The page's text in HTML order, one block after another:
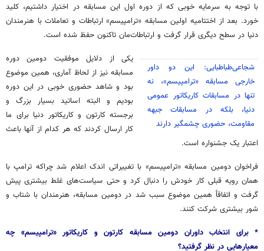
با توجه به سرمایه خوبی که از دوره اول این مسابقه در اختیار داشتیم، کلید
خورد. بعد از اختتامیه اولین مسابقه «ترامپیسم» ارتباطات و تعاملات با هنرمندان
دنیا در سطح دیگری قرار گرفت و ارتباطات‌مان تاکنون حفظ شده است.
شجاعی‌طباطبایی: این دو داور
خارجی مسابقه «ترامپیسم»، نه
تنها در مسابقات کاریکاتور عمومی
دنیا، بلکه در مسابقات جبهه
مقاومت، حضوری چشمگیر دارند
یکی از دلایل موفقیت دومین دوره
مسابقه نیز از لحاظ آماری، همین موضوع
بود و شاهد حضوری خوبی در این دوره
بودیم و البته اساتید بسیار بزرگ و
برجسته کارتون و کاریکاتور دنیا برای ما
کار ارسال کردند که هر کدام از آنها باعث
اعتبار یک جشنواره است.
فراخوان دومین مسابقه «ترامپیسم» با تغییراتی اندک اعلام شد چراکه ترامپ با
همان رویه قبلی کار خودش را دنبال کرد و حتی سیاست‌های غلط بیشتری پیش
گرفت و اتفاقاً همین موضوع سبب شد در دومین مسابقه، هنرمندان با شتاب و
شور بیشتری شرکت کنند.
* برای انتخاب داوران دومین مسابقه کارتون و کاریکاتور «ترامپیسم» چه
معیارهایی در نظر گرفتید؟